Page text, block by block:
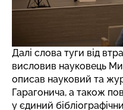
Далі слова туги від
висловив науковець
описав науковий та
Гарагонича, а також
у єдиний